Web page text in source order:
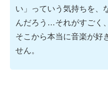
い」っていう気持ちを、
んだろう…それがすごく
そこから本当に音楽が好
せん。